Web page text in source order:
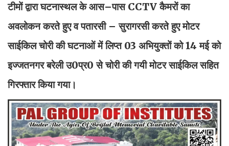
टीमों द्वारा घटनास्थल के आस–पास CCTV कैमरों का
अवलोकन करते हुए व पतारसी – सुरागरसी करते हुए मोटर
साईकिल चोरी की घटनाओं में लिप्त 03 अभियुक्तों को 14 मई को
इज्जतनगर बरेली उ0प्र0 से चोरी की गयी मोटर साईकिल सहित
गिरफ्तार किया गया।